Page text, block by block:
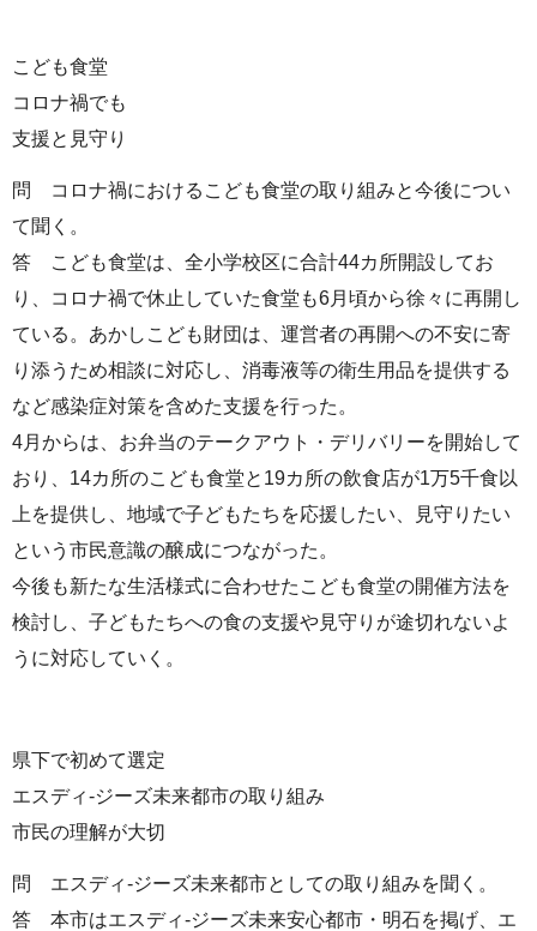
こども食堂
コロナ禍でも
支援と見守り
問 コロナ禍におけるこども食堂の取り組みと今後につい
て聞く。
答 こども食堂は、全小学校区に合計44カ所開設してお
り、コロナ禍で休止していた食堂も6月頃から徐々に再開し
ている。あかしこども財団は、運営者の再開への不安に寄
り添うため相談に対応し、消毒液等の衛生用品を提供する
など感染症対策を含めた支援を行った。
4月からは、お弁当のテークアウト・デリバリーを開始して
おり、14カ所のこども食堂と19カ所の飲食店が1万5千食以
上を提供し、地域で子どもたちを応援したい、見守りたい
という市民意識の醸成につながった。
今後も新たな生活様式に合わせたこども食堂の開催方法を
検討し、子どもたちへの食の支援や見守りが途切れないよ
うに対応していく。
県下で初めて選定
エスディ-ジーズ未来都市の取り組み
市民の理解が大切
問 エスディ-ジーズ未来都市としての取り組みを聞く。
答 本市はエスディ-ジーズ未来安心都市・明石を掲げ、エ